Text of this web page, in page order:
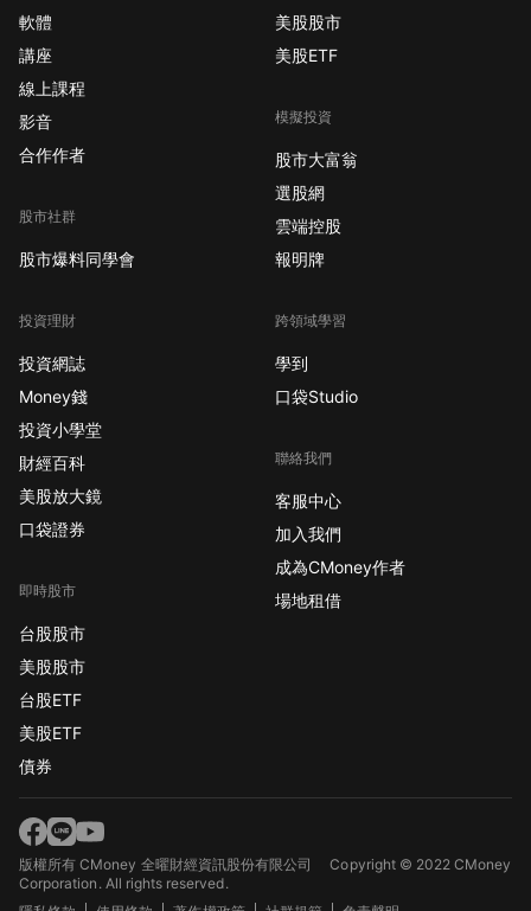
軟體
講座
線上課程
影音
合作作者
股市社群
股市爆料同學會
投資理財
投資網誌
Money錢
投資小學堂
財經百科
美股放大鏡
口袋證券
即時股市
台股股市
美股股市
台股ETF
美股ETF
債券
美股股市
美股ETF
模擬投資
股市大富翁
選股網
雲端控股
報明牌
跨領域學習
學到
口袋Studio
聯絡我們
客服中心
加入我們
成為CMoney作者
場地租借
版權所有 CMoney 全曜財經資訊股份有限公司Copyright © 2022 CMoney
Corporation. All rights reserved.